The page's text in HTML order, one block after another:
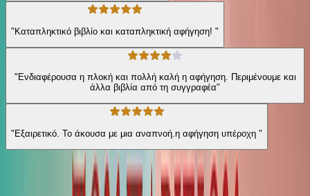
"Καταπληκτικό βιβλίο και καταπληκτική αφήγηση! "
"Ενδιαφέρουσα η πλοκή και πολλή καλή η αφήγηση. Περιμένουμε και
άλλα βιβλία από τη συγγραφέα"
"Εξαιρετικό. Το άκουσα με μια αναπνοή.η αφήγηση υπέροχη "
Ίδιος Αφηγητής